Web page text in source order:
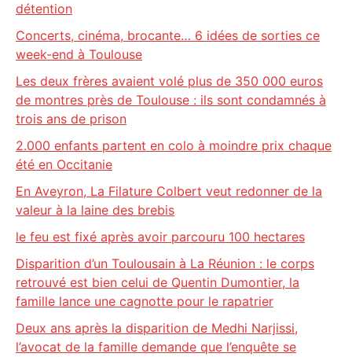
détention
Concerts, cinéma, brocante… 6 idées de sorties ce
week-end à Toulouse
Les deux frères avaient volé plus de 350 000 euros
de montres près de Toulouse : ils sont condamnés à
trois ans de prison
2.000 enfants partent en colo à moindre prix chaque
été en Occitanie
En Aveyron, La Filature Colbert veut redonner de la
valeur à la laine des brebis
le feu est fixé après avoir parcouru 100 hectares
Disparition d’un Toulousain à La Réunion : le corps
retrouvé est bien celui de Quentin Dumontier, la
famille lance une cagnotte pour le rapatrier
Deux ans après la disparition de Medhi Narjissi,
l’avocat de la famille demande que l’enquête se